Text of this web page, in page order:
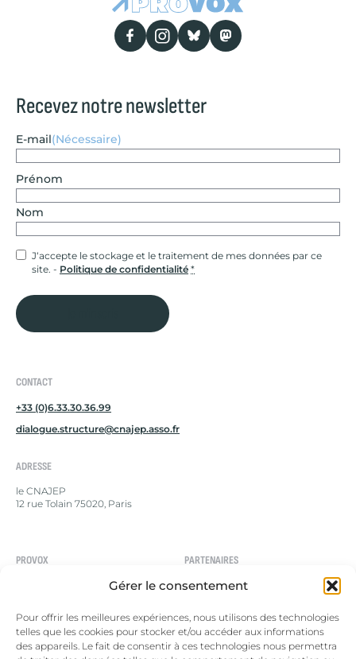
Gérer le consentement
Pour offrir les meilleures expériences, nous utilisons des technologies
telles que les cookies pour stocker et/ou accéder aux informations
des appareils. Le fait de consentir à ces technologies nous permettra
Recevez notre newsletter
E-mail(Nécessaire)
Nom
Prénom
Nom
Confidentialité(Nécessaire)
J‘accepte le stockage et le traitement de mes données par ce
site. - Politique de confidentialité *
CONTACT
+33 (0)6.33.30.36.99
dialogue.structure@cnajep.asso.fr
ADRESSE
le CNAJEP
12 rue Tolain 75020, Paris
PROVOX
Le dialogue structuré
Campagnes terminées
Nous contacter
PARTENAIRES
Le CNAJEP
jeunesse
Le Forum européen de la
jeunesse